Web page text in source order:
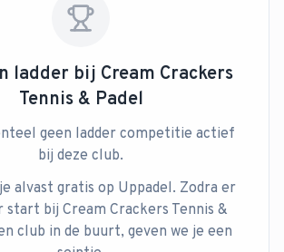
ladder bij Cream Crackers
Tennis & Padel
geen ladder competitie actief
bij deze club.
alvast gratis op Uppadel. Zodra er
start bij Cream Crackers Tennis &
club in de buurt, geven we je een